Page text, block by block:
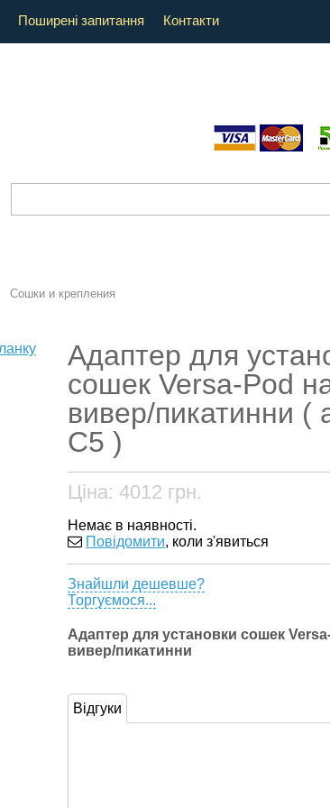
Поширені запитання Контакти
Сошки и крепления
Адаптер для
сошек Versa-Pod
вивер/пикатинни (
С5 )
Ціна:4012 грн.
Немає в наявності.
Повідомити, коли з'явиться
Знайшли дешевше?
Торгуємося...
Адаптер для установки сошек
вивер/пикатинни
Відгуки